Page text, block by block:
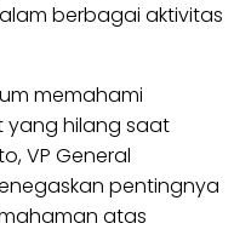
berbagai aktivitas
memahami
yang hilang saat
VP General
pentingnya
atas